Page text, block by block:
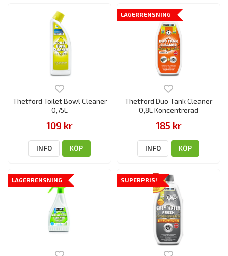
Thetford Toilet Bowl Cleaner
0,75L
109 kr
INFO KÖP
LAGERRENSNING
Thetford Duo Tank Cleaner
0,8L Koncentrerad
185 kr
INFO KÖP
LAGERRENSNING SUPERPRIS!